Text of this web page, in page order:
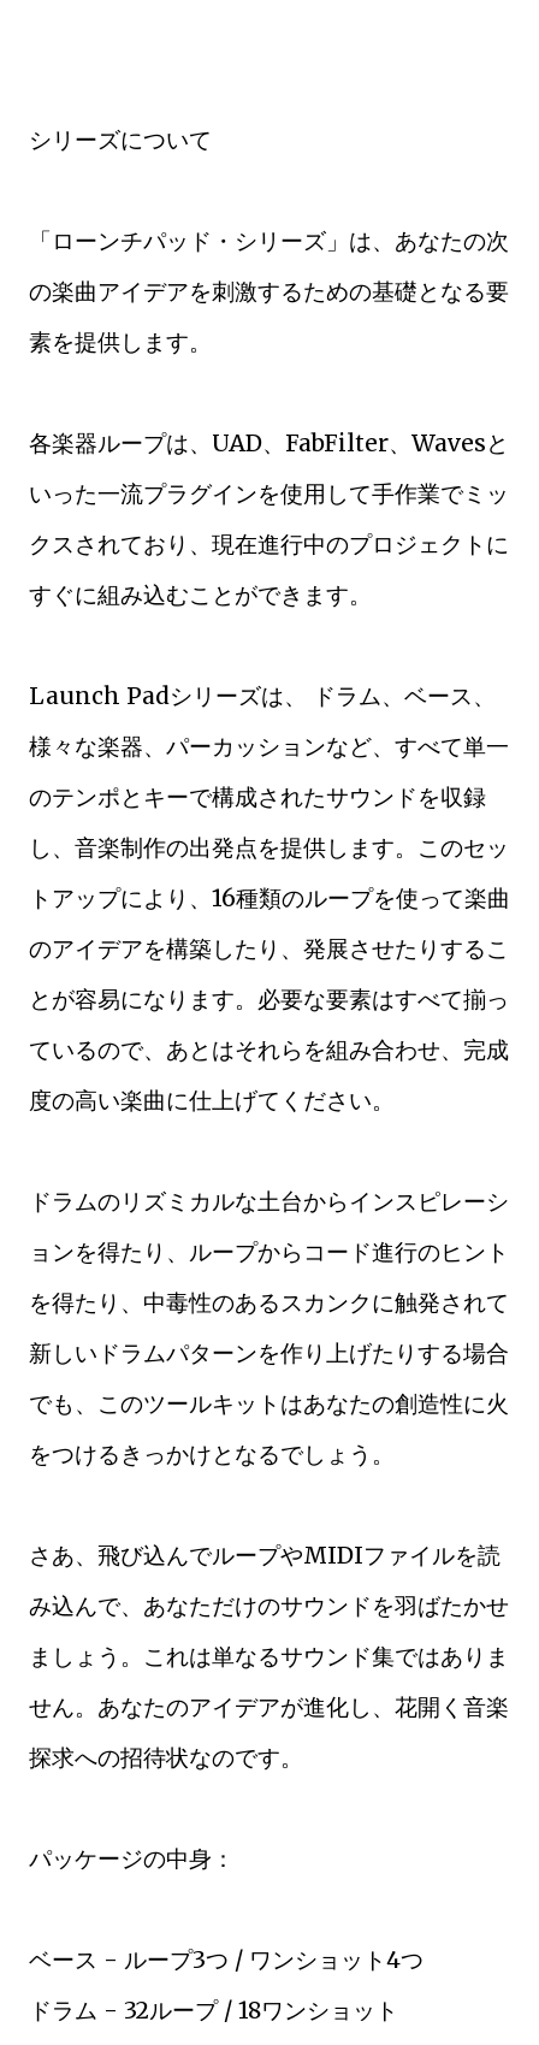
シリーズについて
「ローンチパッド・シリーズ」は、あなたの次
の楽曲アイデアを刺激するための基礎となる要
素を提供します。
各楽器ループは、UAD、FabFilter、Wavesと
いった一流プラグインを使用して手作業でミッ
クスされており、現在進行中のプロジェクトに
すぐに組み込むことができます。
Launch Padシリーズは、 ドラム、ベース、
様々な楽器、パーカッションなど、すべて単一
のテンポとキーで構成されたサウンドを収録
し、音楽制作の出発点を提供します。このセッ
トアップにより、16種類のループを使って楽曲
のアイデアを構築したり、発展させたりするこ
とが容易になります。必要な要素はすべて揃っ
ているので、あとはそれらを組み合わせ、完成
度の高い楽曲に仕上げてください。
ドラムのリズミカルな土台からインスピレーシ
ョンを得たり、ループからコード進行のヒント
を得たり、中毒性のあるスカンクに触発されて
新しいドラムパターンを作り上げたりする場合
でも、このツールキットはあなたの創造性に火
をつけるきっかけとなるでしょう。
さあ、飛び込んでループやMIDIファイルを読
み込んで、あなただけのサウンドを羽ばたかせ
ましょう。これは単なるサウンド集ではありま
せん。あなたのアイデアが進化し、花開く音楽
探求への招待状なのです。
パッケージの中身：
ベース - ループ3つ / ワンショット4つ
ドラム - 32ループ / 18ワンショット